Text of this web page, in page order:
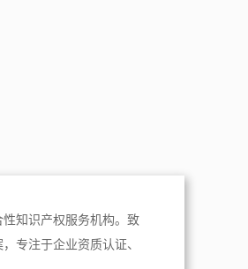
知识产权服务机构。致
专注于企业资质认证、